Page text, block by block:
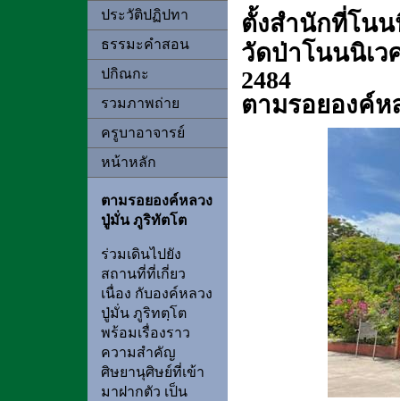
ประวัติปฏิปทา
ธรรมะคำสอน
ปกิณกะ
รวมภาพถ่าย
ครูบาอาจารย์
หน้าหลัก
ตามรอยองค์หลวง
ปู่มั่น ภูริทัตโต
ร่วมเดินไปยัง
สถานที่ที่เกี่ยว
เนื่อง กับองค์หลวง
ปู่มั่น ภูริทตฺโต
พร้อมเรื่องราว
ความสำคัญ
ศิษยานุศิษย์ที่เข้า
มาฝากตัว เป็น
ตั้งสำนักที่โนน
วัดป่าโนนนิเว
2484
ตามรอยองค์ห